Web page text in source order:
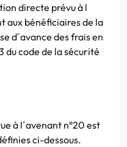
directe prévu à l
aux bénéficiaires de la
d´avance des frais en
du code de la sécurité
à l´avenant n°20 est
ci-dessous.